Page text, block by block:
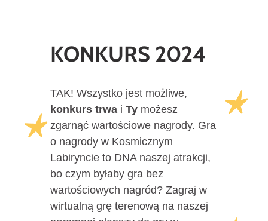
KONKURS 2024
TAK! Wszystko jest możliwe,
konkurs trwa i Ty możesz
zgarnąć wartościowe nagrody. Gra
o nagrody w Kosmicznym
Labiryncie to DNA naszej atrakcji,
bo czym byłaby gra bez
wartościowych nagród? Zagraj w
wirtualną grę terenową na naszej